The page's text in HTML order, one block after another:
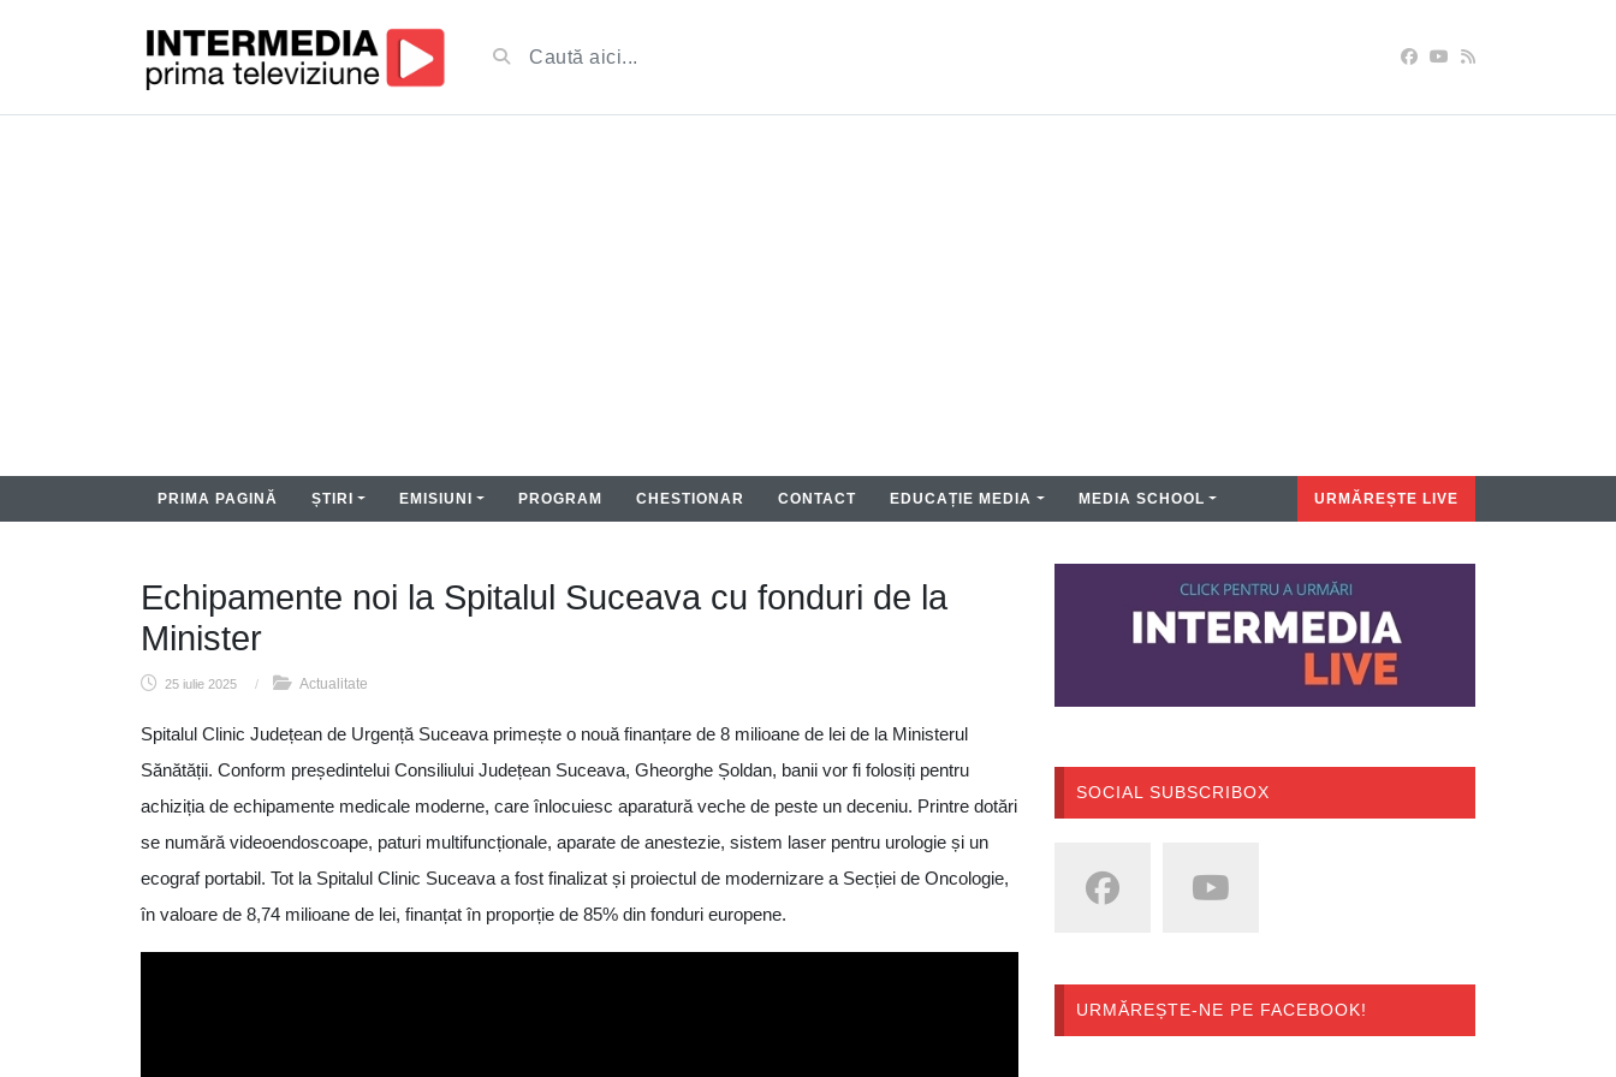
PRIMA PAGINĂ ȘTIRI EMISIUNI PROGRAM CHESTIONAR CONTACT EDUCAȚIE MEDIA MEDIA SCHOOL URMĂREȘTE LIVE
Echipamente noi la Spitalul Suceava cu fonduri de la
Minister
25 iulie 2025 / Actualitate
Spitalul Clinic Județean de Urgență Suceava primește o nouă finanțare de 8 milioane de lei de la Ministerul
Sănătății. Conform președintelui Consiliului Județean Suceava, Gheorghe Șoldan, banii vor fi folosiți pentru
achiziția de echipamente medicale moderne, care înlocuiesc aparatură veche de peste un deceniu. Printre dotări
se numără videoendoscoape, paturi multifuncționale, aparate de anestezie, sistem laser pentru urologie și un
ecograf portabil. Tot la Spitalul Clinic Suceava a fost finalizat și proiectul de modernizare a Secției de Oncologie,
în valoare de 8,74 milioane de lei, finanțat în proporție de 85% din fonduri europene.
SOCIAL SUBSCRIBOX
URMĂREȘTE-NE PE FACEBOOK!